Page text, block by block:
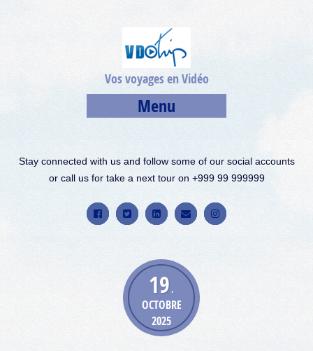
Vos voyages en Vidéo
Menu
Stay connected with us and follow some of our social accounts
or call us for take a next tour on +999 99 999999
19 .
OCTOBRE
2025